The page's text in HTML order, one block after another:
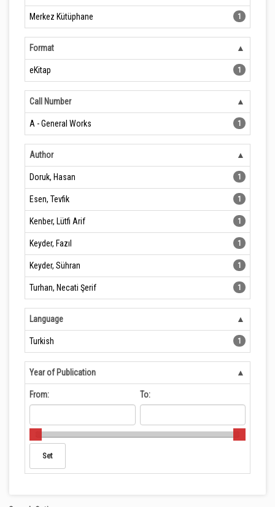
Merkez Kütüphane 1
Format
eKitap 1
Call Number
A - General Works 1
Author
Doruk, Hasan 1
Esen, Tevfik 1
Kenber, Lütfi Arif 1
Keyder, Fazıl 1
Keyder, Sühran 1
Turhan, Necati Şerif 1
Language
Turkish 1
Year of Publication
From: To: